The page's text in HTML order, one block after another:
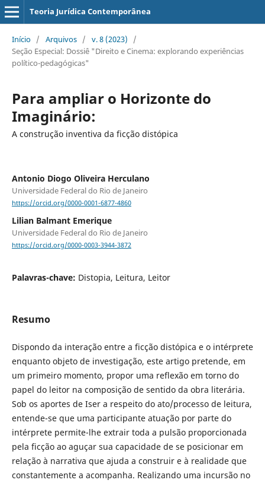
Teoria Jurídica Contemporânea
Início / Arquivos / v. 8 (2023)
/
Seção Especial: Dossiê "Direito e Cinema: explorando experiências
político-pedagógicas"
Para ampliar o Horizonte do
Imaginário:
A construção inventiva da ficção distópica
Antonio Diogo Oliveira Herculano
Universidade Federal do Rio de Janeiro
https://orcid.org/0000-0001-6877-4860
Lilian Balmant Emerique
Universidade Federal do Rio de Janeiro
https://orcid.org/0000-0003-3944-3872
Palavras-chave: Distopia, Leitura, Leitor
Resumo
Dispondo da interação entre a ficção distópica e o intérprete
enquanto objeto de investigação, este artigo pretende, em
um primeiro momento, propor uma reflexão em torno do
papel do leitor na composição de sentido da obra literária.
Sob os aportes de Iser a respeito do ato/processo de leitura,
entende-se que uma participante atuação por parte do
intérprete permite-lhe extrair toda a pulsão proporcionada
pela ficção ao aguçar sua capacidade de se posicionar em
relação à narrativa que ajuda a construir e à realidade que
constantemente a acompanha. Realizando uma incursão no